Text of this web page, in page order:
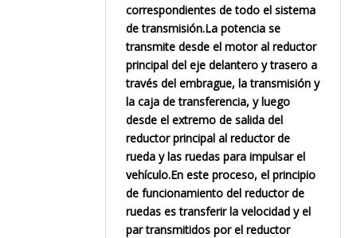
correspondientes de todo el sistema
de transmisión.La potencia se
transmite desde el motor al reductor
principal del eje delantero y trasero a
través del embrague, la transmisión y
la caja de transferencia, y luego
desde el extremo de salida del
reductor principal al reductor de
rueda y las ruedas para impulsar el
vehículo.En este proceso, el principio
de funcionamiento del reductor de
ruedas es transferir la velocidad y el
par transmitidos por el reductor